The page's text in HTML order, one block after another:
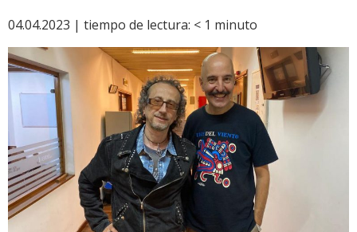
04.04.2023 | tiempo de lectura: < 1 minuto